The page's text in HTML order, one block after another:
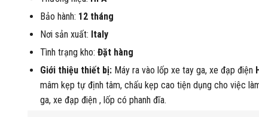
Bảo hành: 12 tháng
Nơi sản xuất: Italy
Tình trạng kho: Đặt hàng
Giới thiệu thiết bị:Máy ra vào lốp xe tay ga, xe đạp điện
mâm kẹp tự định tâm, chấu kẹp cao tiện dụng cho việc
ga, xe đạp điện , lốp có phanh đĩa.